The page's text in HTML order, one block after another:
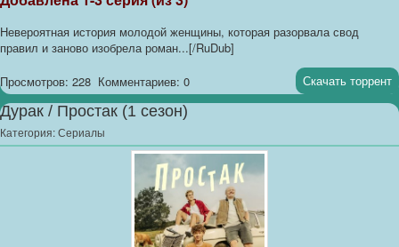
Невероятная история молодой женщины, которая разорвала свод
правил и заново изобрела роман...[/RuDub]
Просмотров: 228 Комментариев: 0 Скачать торрент
Дурак / Простак (1 сезон)
Категория:Сериалы